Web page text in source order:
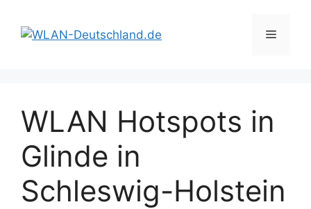
Inhalt
springen
Menü
WLAN Hotspots in
Glinde in
Schleswig-Holstein